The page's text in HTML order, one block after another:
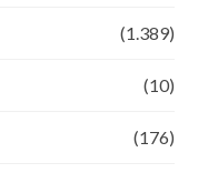
(1.389)
(10)
(176)